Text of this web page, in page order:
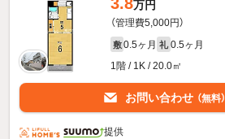
万円
（管理費5,000円）
敷 0.5ヶ月 礼 0.5ヶ月
1階 / 1K / 20.0㎡
お問い合わせ （無料）
提供